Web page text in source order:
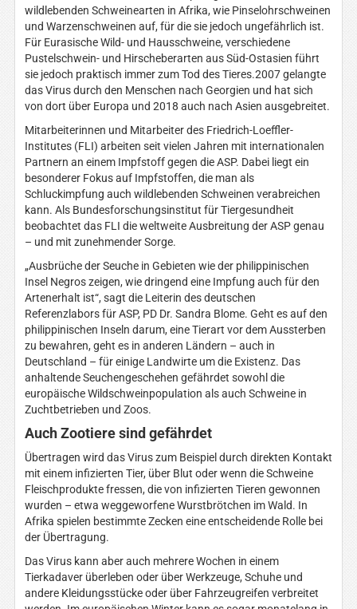
wildlebenden Schweinearten in Afrika, wie Pinselohrschweinen
und Warzenschweinen auf, für die sie jedoch ungefährlich ist.
Für Eurasische Wild- und Hausschweine, verschiedene
Pustelschwein- und Hirscheberarten aus Süd-Ostasien führt
sie jedoch praktisch immer zum Tod des Tieres.2007 gelangte
das Virus durch den Menschen nach Georgien und hat sich
von dort über Europa und 2018 auch nach Asien ausgebreitet.
Mitarbeiterinnen und Mitarbeiter des Friedrich-Loeffler-
Institutes (FLI) arbeiten seit vielen Jahren mit internationalen
Partnern an einem Impfstoff gegen die ASP. Dabei liegt ein
besonderer Fokus auf Impfstoffen, die man als
Schluckimpfung auch wildlebenden Schweinen verabreichen
kann. Als Bundesforschungsinstitut für Tiergesundheit
beobachtet das FLI die weltweite Ausbreitung der ASP genau
– und mit zunehmender Sorge.
„Ausbrüche der Seuche in Gebieten wie der philippinischen
Insel Negros zeigen, wie dringend eine Impfung auch für den
Artenerhalt ist“, sagt die Leiterin des deutschen
Referenzlabors für ASP, PD Dr. Sandra Blome. Geht es auf den
philippinischen Inseln darum, eine Tierart vor dem Aussterben
zu bewahren, geht es in anderen Ländern – auch in
Deutschland – für einige Landwirte um die Existenz. Das
anhaltende Seuchengeschehen gefährdet sowohl die
europäische Wildschweinpopulation als auch Schweine in
Zuchtbetrieben und Zoos.
Auch Zootiere sind gefährdet
Übertragen wird das Virus zum Beispiel durch direkten Kontakt
mit einem infizierten Tier, über Blut oder wenn die Schweine
Fleischprodukte fressen, die von infizierten Tieren gewonnen
wurden – etwa weggeworfene Wurstbrötchen im Wald. In
Afrika spielen bestimmte Zecken eine entscheidende Rolle bei
der Übertragung.
Das Virus kann aber auch mehrere Wochen in einem
Tierkadaver überleben oder über Werkzeuge, Schuhe und
andere Kleidungsstücke oder über Fahrzeugreifen verbreitet